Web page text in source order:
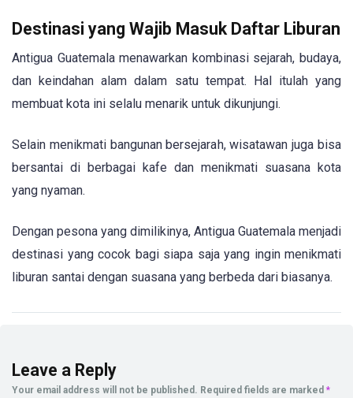
Destinasi yang Wajib Masuk Daftar Liburan
Antigua Guatemala menawarkan kombinasi sejarah, budaya,
dan keindahan alam dalam satu tempat. Hal itulah yang
membuat kota ini selalu menarik untuk dikunjungi.
Selain menikmati bangunan bersejarah, wisatawan juga bisa
bersantai di berbagai kafe dan menikmati suasana kota
yang nyaman.
Dengan pesona yang dimilikinya, Antigua Guatemala menjadi
destinasi yang cocok bagi siapa saja yang ingin menikmati
liburan santai dengan suasana yang berbeda dari biasanya.
Leave a Reply
Your email address will not be published. Required fields are marked *